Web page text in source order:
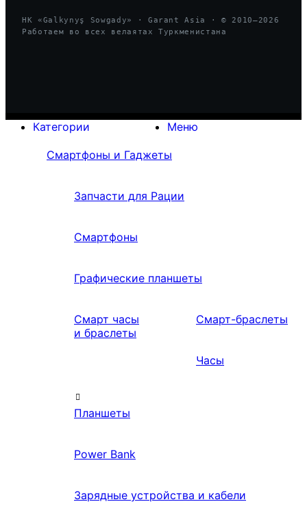
HK «Galkynyş Sowgady» · Garant Asia · © 2010—2026
Работаем во всех велаятах Туркменистана
Меню
Категории
Смартфоны и Гаджеты
Запчасти для Рации
Смартфоны
Графические планшеты
Смарт часы
и браслеты
Смарт-браслеты
Часы
Планшеты
Power Bank
Зарядные устройства и кабели